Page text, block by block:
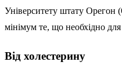
Університету штату Орегон
мінімум те, що необхідно для
Від холестерину